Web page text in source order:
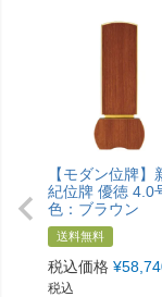
【モダン位牌】
紀位牌 優徳 4.0
色：ブラウン
送料無料
税込価格 ¥
税込